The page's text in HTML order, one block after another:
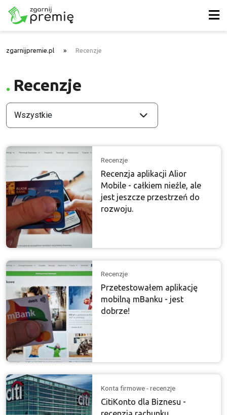
zgarnijpremie.pl » Recenzje
Recenzje
Wszystkie
Recenzje
Recenzja aplikacji Alior
Mobile - całkiem nieźle, ale
jest jeszcze przestrzeń do
rozwoju.
Recenzje
Przetestowałem aplikację
mobilną mBanku - jest
dobrze!
Konta firmowe - recenzje
CitiKonto dla Biznesu -